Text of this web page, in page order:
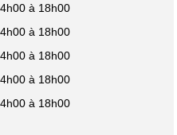
à 18h00
à 18h00
à 18h00
à 18h00
à 18h00